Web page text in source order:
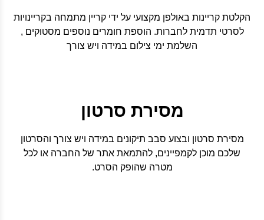
הקלטת קריינות באולפן מקצועי על ידי קריין מתמחה בקריינויות
לסרטי תדמית לחברות. הוספת חומרים נוספים מסטוקים ,
השלמת ימי צילום במידה ויש צורך
מסירת סרטון
מסירת סרטון ובצוע סבב תיקונים במידה ויש צורך והסרטון
שלכם מוכן לקמפיינים, להתמאת אתר של החברה או לכל
מטרה שהופק הסרט.